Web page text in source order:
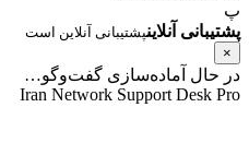
آنلاینپشتیبانی آنلاین است
حال آماده‌سازی گفت‌وگو…
Iran Network Support Desk